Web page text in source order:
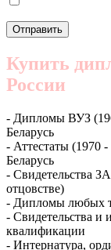
Купить
России
- Дипломы ВУЗ
Беларусь
- Аттестаты (1970
Беларусь
- Свидетельства
отцовстве)
- Дипломы любых
- Свидетельства
квалификации
- Интернатура,